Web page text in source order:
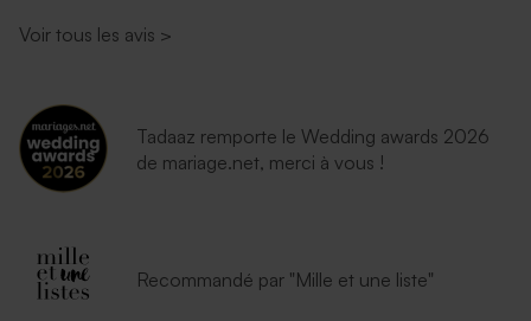
Voir tous les avis >
Tadaaz remporte le Wedding awards 2026
de mariage.net, merci à vous !
Recommandé par "Mille et une liste"